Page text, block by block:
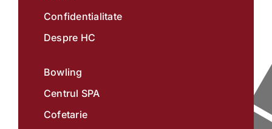
Confidentialitate
Despre HC
Bowling
Centrul SPA
Cofetarie